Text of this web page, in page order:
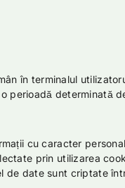
în terminalul
perioadă determinată
cu caracter
prin utilizarea
date sunt criptate